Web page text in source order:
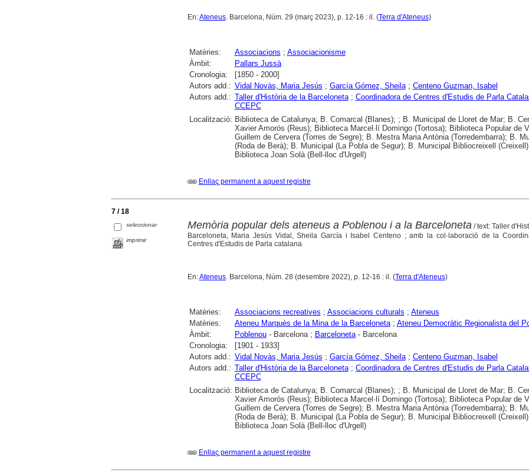
En:Ateneus. Barcelona, Núm. 29 (març 2023), p. 12-16 : il. (Terra d'Ateneus)
Matèries: Associacions ; Associacionisme
Àmbit:
Pallars Jussà
Cronologia:
[1850 - 2000]
Autors add.: Vidal Novàs, Maria Jesús ; García Gómez, Sheila; Centeno Guzman, Isabel
Autors add.: Taller d'Història de la Barceloneta; Coordinadora de Centres d'Estudis de Parla
CCEPC
Localització: Biblioteca de Catalunya; B. Comarcal (Blanes); ; B. Municipal de Lloret de Mar; B.
Xavier Amorós (Reus); Biblioteca Marcel·lí Domingo (Tortosa); Biblioteca Popular de
Guillem de Cervera (Torres de Segre); B. Mestra Maria Antònia (Torredembarra); B.
(Roda de Berà); B. Municipal (La Pobla de Segur); B. Municipal Bibliocreixell
Biblioteca Joan Solà (Bell-lloc d'Urgell)
Enllaç permanent a aquest registre
7 / 18
seleccionar
imprimir
Memòria popular dels ateneus a Poblenou i a la Barceloneta / text: Taller
Barceloneta, Maria Jesús Vidal, Sheila García i Isabel Centeno ; amb la col·laboració de la
Centres d'Estudis de Parla catalana
En:Ateneus. Barcelona, Núm. 28 (desembre 2022), p. 12-16 : il. (Terra d'Ateneus)
Matèries: Associacions recreatives ; Associacions culturals ; Ateneus
Matèries:
Ateneu Marquès de la Mina de la Barceloneta; Ateneu Democràtic Regionalista del
Àmbit:
Poblenou- Barcelona ; Barceloneta- Barcelona
Cronologia:
[1901 - 1933]
Autors add.: Vidal Novàs, Maria Jesús ; García Gómez, Sheila; Centeno Guzman, Isabel
Autors add.: Taller d'Història de la Barceloneta; Coordinadora de Centres d'Estudis de Parla
CCEPC
Localització: Biblioteca de Catalunya; B. Comarcal (Blanes); ; B. Municipal de Lloret de Mar; B.
Xavier Amorós (Reus); Biblioteca Marcel·lí Domingo (Tortosa); Biblioteca Popular de
Guillem de Cervera (Torres de Segre); B. Mestra Maria Antònia (Torredembarra); B.
(Roda de Berà); B. Municipal (La Pobla de Segur); B. Municipal Bibliocreixell
Biblioteca Joan Solà (Bell-lloc d'Urgell)
Enllaç permanent a aquest registre